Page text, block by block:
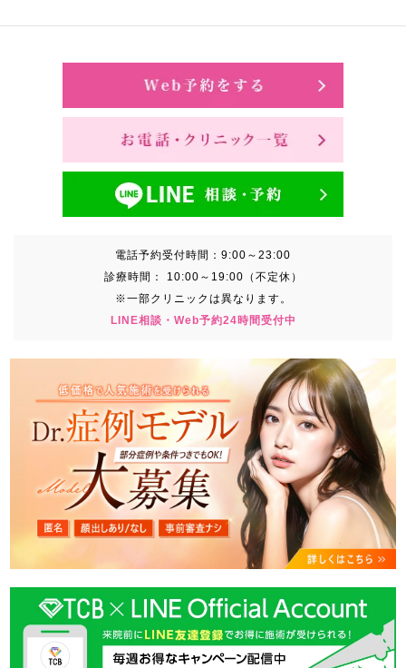
電話予約受付時間： 9:00～23:00
診療時間：
10:00～19:00（不定休）
※一部クリニックは異なります。
LINE相談・Web予約24時間受付中